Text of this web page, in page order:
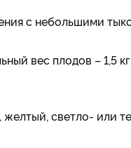
с небольшими
вес плодов – 1,5
светло- или